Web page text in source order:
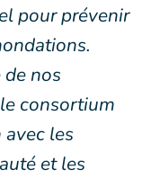
pour prévenir
nos
consortium
les
et les